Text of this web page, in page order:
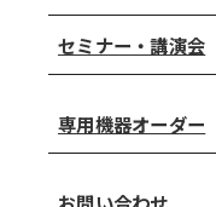
セミナー・講演会
専用機器オーダー